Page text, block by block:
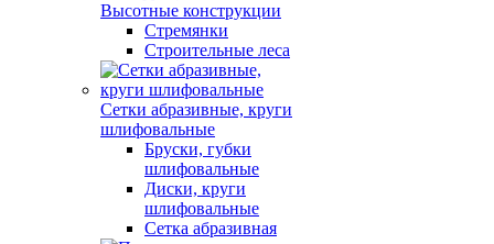
Высотные конструкции
Стремянки
Строительные леса
Сетки абразивные, круги
шлифовальные
Бруски, губки
шлифовальные
Диски, круги
шлифовальные
Сетка абразивная